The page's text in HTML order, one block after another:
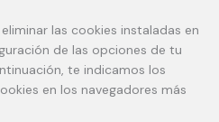
las cookies instaladas en
de las opciones de tu
te indicamos los
en los navegadores más